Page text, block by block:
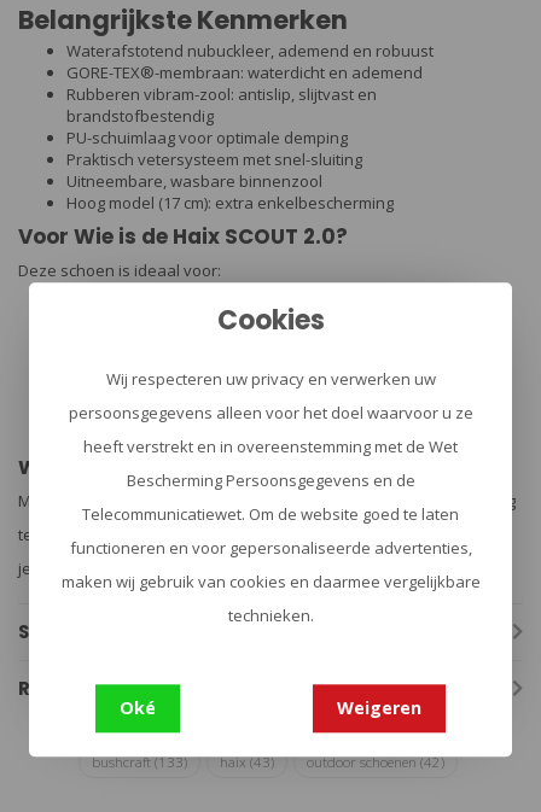
Belangrijkste Kenmerken
Waterafstotend nubuckleer, ademend en robuust
GORE-TEX®-membraan: waterdicht en ademend
Rubberen vibram-zool: antislip, slijtvast en
brandstofbestendig
PU-schuimlaag voor optimale demping
Praktisch vetersysteem met snel-sluiting
Uitneembare, wasbare binnenzool
Hoog model (17 cm): extra enkelbescherming
Voor Wie is de Haix SCOUT 2.0?
Deze schoen is ideaal voor:
Jagers
Militairen
Iedereen die comfort en bescherming zoekt tijdens lange
Waarom Kiezen voor de Haix SCOUT 2.0?
Met de Haix SCOUT 2.0 trotseer je moeiteloos regen, modder en ruig
terrein. De schoen biedt uitstekende isolatie, grip en comfort, zodat
je voeten zelfs na uren wandelen droog en fit blijven.
Specificaties
Reviews
bushcraft(133) haix(43) outdoor schoenen(42)
Cookies
Wij respecteren uw privacy en verwerken uw
persoonsgegevens alleen voor het doel waarvoor u ze
heeft verstrekt en in overeenstemming met de Wet
Bescherming Persoonsgegevens en de
Telecommunicatiewet. Om de website goed te laten
functioneren en voor gepersonaliseerde advertenties,
maken wij gebruik van cookies en daarmee vergelijkbare
technieken.
Oké Weigeren